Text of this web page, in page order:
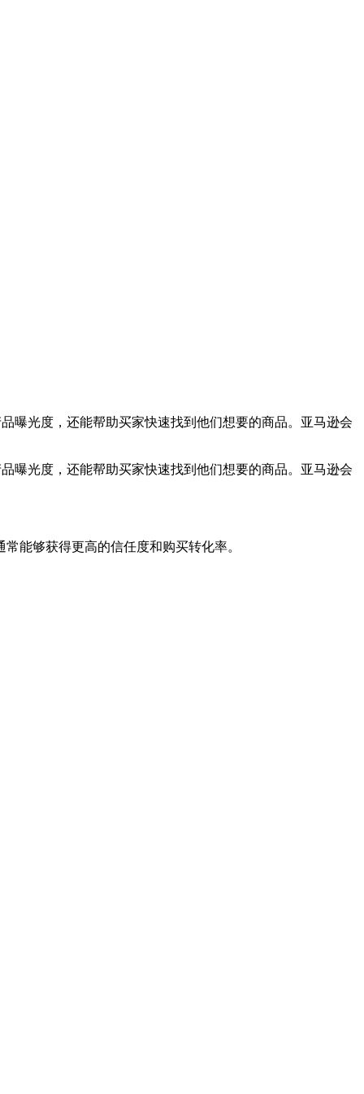
曝光度，还能帮助买家快速找到他们想要的商品。亚马逊会
曝光度，还能帮助买家快速找到他们想要的商品。亚马逊会
能够获得更高的信任度和购买转化率。